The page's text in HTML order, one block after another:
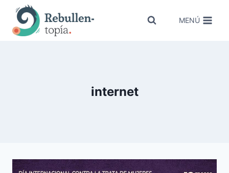
Saltar
contenido
MENÚ
internet